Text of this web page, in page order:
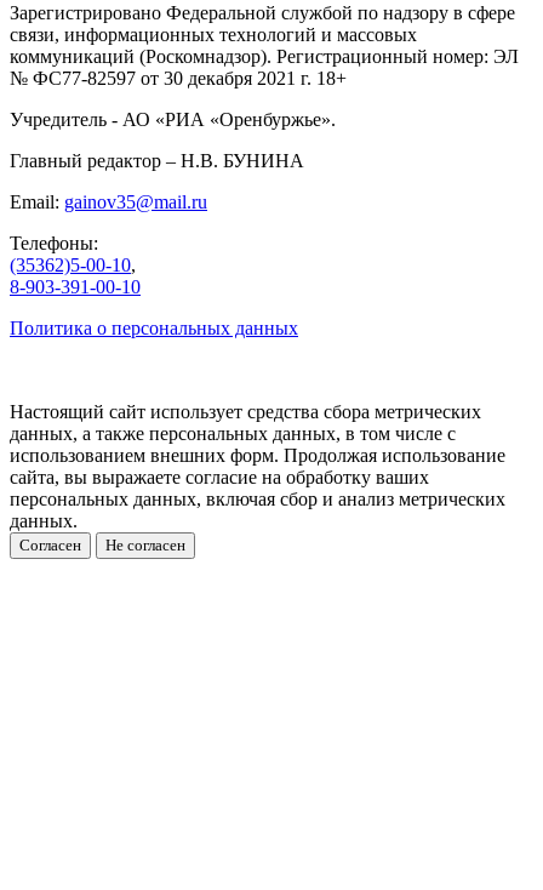
Зарегистрировано Федеральной службой по надзору в сфере
связи, информационных технологий и массовых
коммуникаций (Роскомнадзор). Регистрационный номер: ЭЛ
№ ФС77-82597 от 30 декабря 2021 г. 18+
Учредитель - АО «РИА «Оренбуржье».
Главный редактор – Н.В. БУНИНА
Email: gainov35@mail.ru
Телефоны:
(35362)5-00-10,
8-903-391-00-10
Политика о персональных данных
Настоящий сайт использует средства сбора метрических
данных, а также персональных данных, в том числе с
использованием внешних форм. Продолжая использование
сайта, вы выражаете согласие на обработку ваших
персональных данных, включая сбор и анализ метрических
данных.
Согласен Не согласен